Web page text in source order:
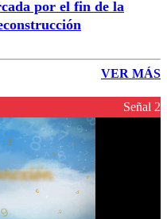
por el fin de la
VER MÁS
Señal 2